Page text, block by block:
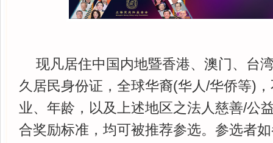
现凡居住中国内地暨香港、澳门、台
久居民身份证，全球华裔(华人/华侨等)
业、年龄，以及上述地区之法人慈善/公
合奖励标准，均可被推荐参选。参选者